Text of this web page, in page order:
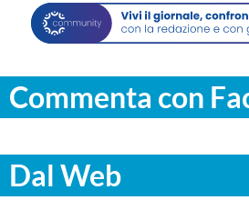
Commenta con
Dal Web